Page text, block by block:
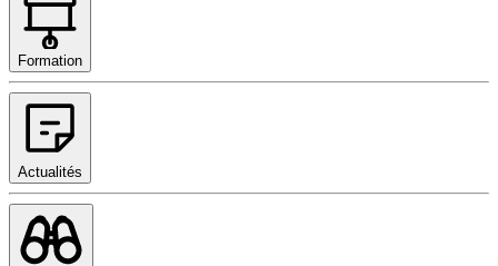
Formation
Actualités